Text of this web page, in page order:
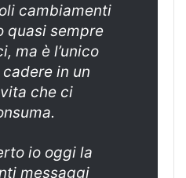
cambiamenti
quasi sempre
ma è l’unico
in un
che ci
io oggi la
messaggi